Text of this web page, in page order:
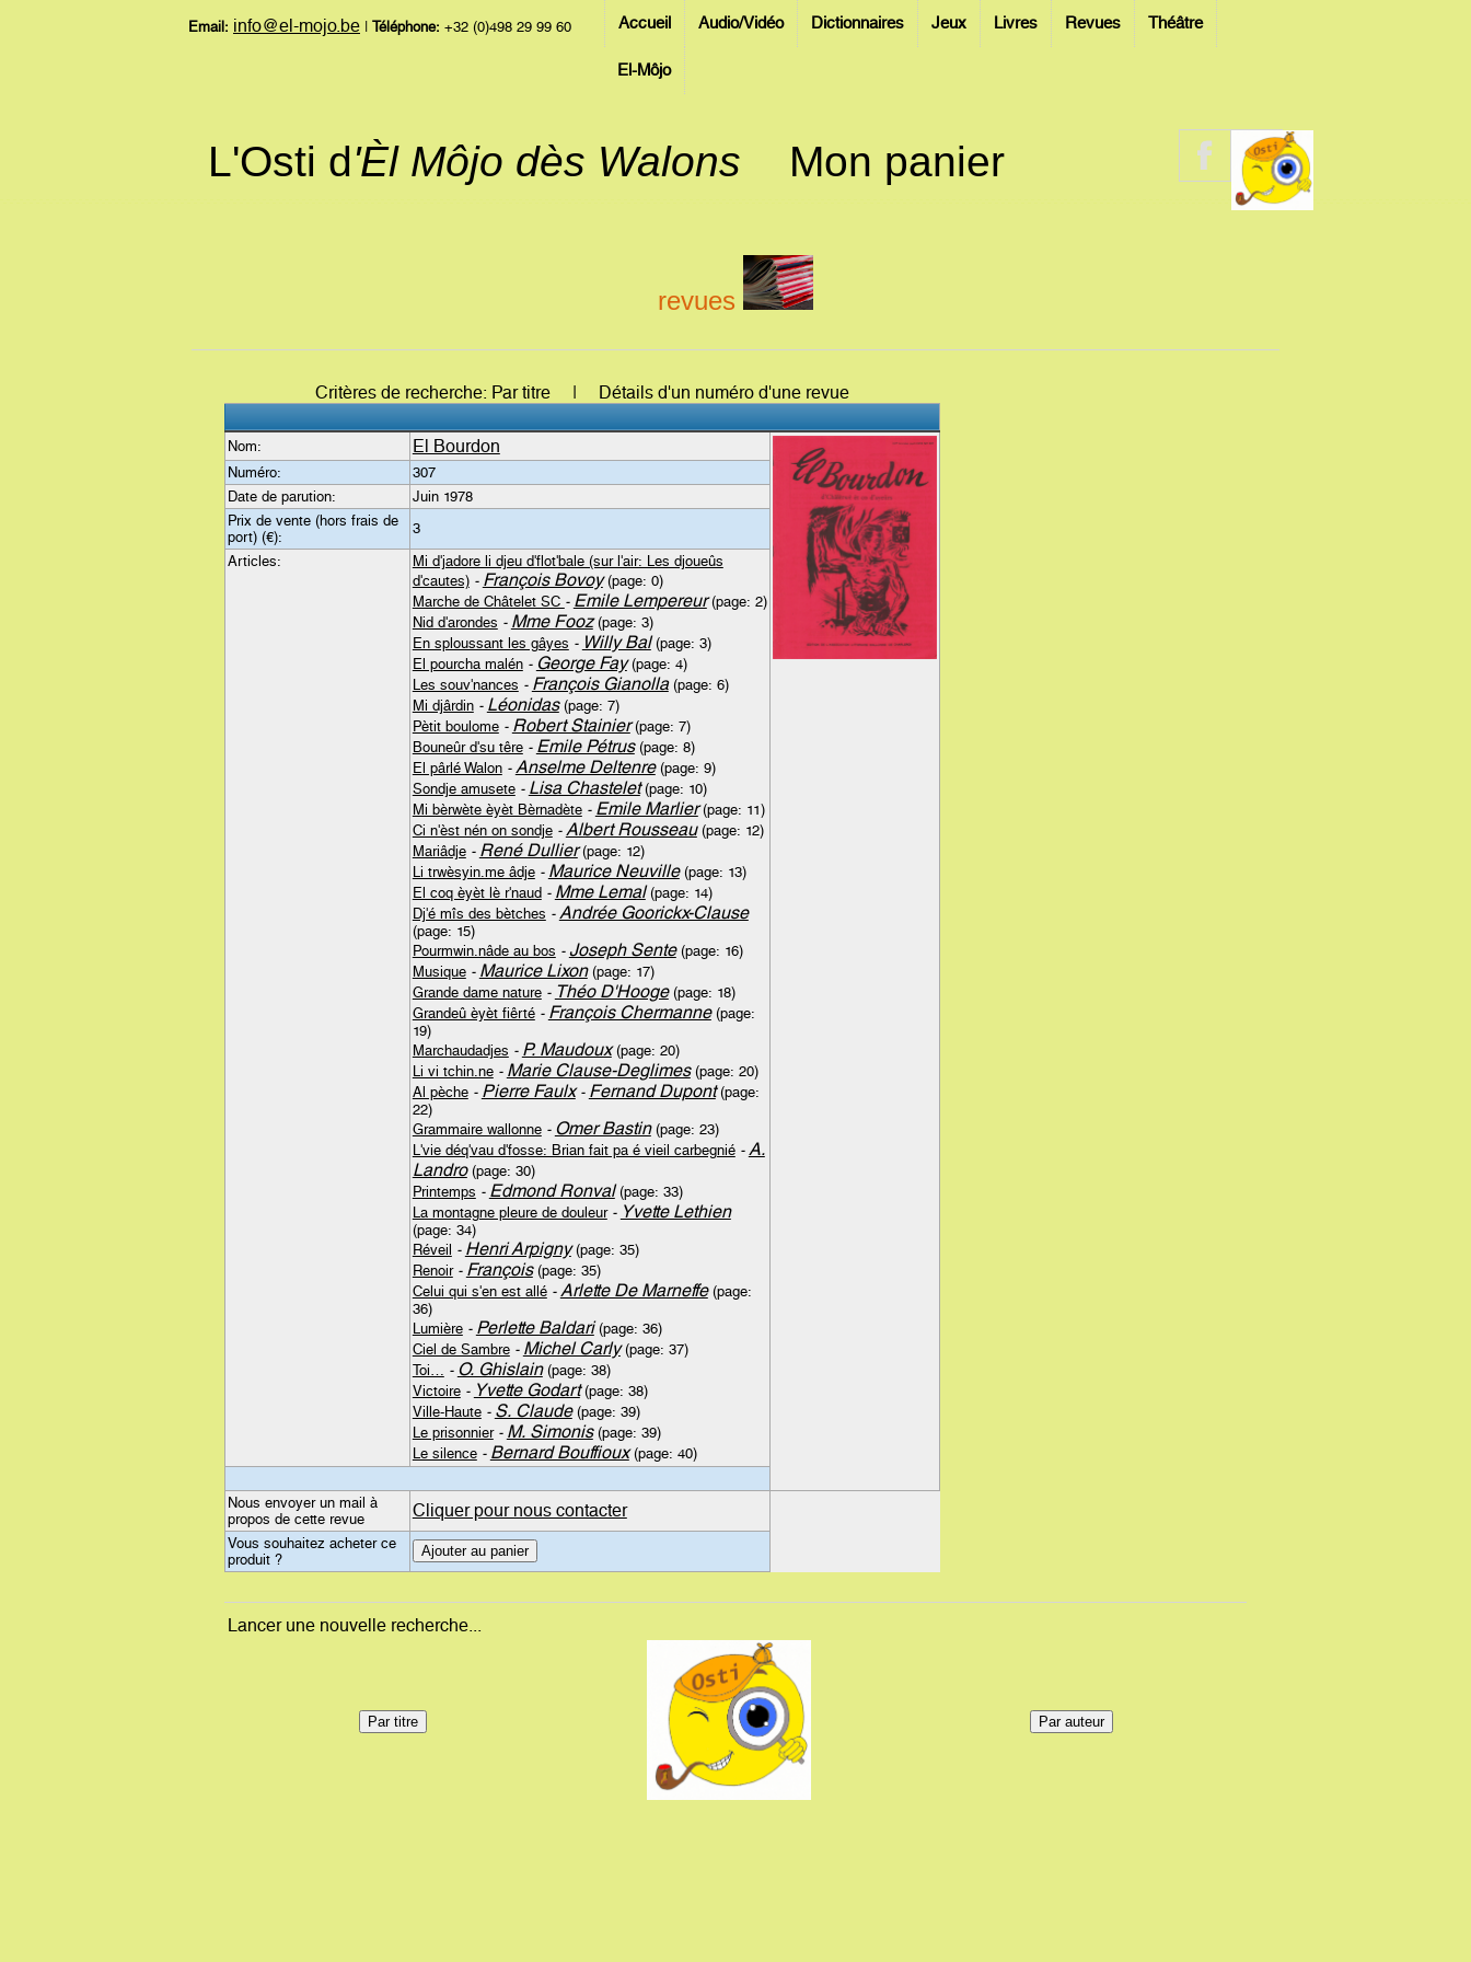
Email: info@el-mojo.be Téléphone: +32 (0)498 29 99 60 Accueil Audio/Vidéo Dictionnaires Jeux Livres Revues Théâtre
El-Môjo
L'Osti d'Èl Môjo dès Walons Mon panier
revues
Critères de recherche: Par titre | Détails d'un numéro d'une revue
Nom: El Bourdon
Numéro:
307
Date de parution:
Juin 1978
Prix de vente (hors frais de
port) (€):
3
Articles:
Mi d'jadore li djeu d'flot'bale (sur l'air: Les djoueûs
d'cautes) - François Bovoy(page: 0)
Marche de Châtelet SC - Emile Lempereur(page: 2)
Nid d'arondes - Mme Fooz(page: 3)
En sploussant les gâyes - Willy Bal(page: 3)
El pourcha malén - George Fay(page: 4)
Les souv'nances - François Gianolla(page: 6)
Mi djârdin - Léonidas(page: 7)
Pètit boulome - Robert Stainier(page: 7)
Bouneûr d'su têre - Emile Pétrus(page: 8)
El pârlé Walon - Anselme Deltenre(page: 9)
Sondje amusete - Lisa Chastelet(page: 10)
Mi bèrwète èyèt Bèrnadète - Emile Marlier(page: 11)
Ci n'èst nén on sondje - Albert Rousseau(page: 12)
Mariâdje - René Dullier(page: 12)
Li trwèsyin.me âdje - Maurice Neuville(page: 13)
El coq èyèt lè r'naud - Mme Lemal(page: 14)
Dj'é mîs des bètches - Andrée Goorickx-Clause
(page: 15)
Pourmwin.nâde au bos - Joseph Sente(page: 16)
Musique - Maurice Lixon(page: 17)
Grande dame nature - Théo D'Hooge(page: 18)
Grandeû èyèt fiêrté - François Chermanne(page:
19)
Marchaudadjes - P. Maudoux(page: 20)
Li vi tchin.ne - Marie Clause-Deglimes(page: 20)
Al pèche - Pierre Faulx- Fernand Dupont(page:
22)
Grammaire wallonne - Omer Bastin(page: 23)
L'vie déq'vau d'fosse: Brian fait pa é vieil carbegnié - A.
Landro(page: 30)
Printemps - Edmond Ronval(page: 33)
La montagne pleure de douleur - Yvette Lethien
(page: 34)
Réveil - Henri Arpigny(page: 35)
Renoir - François(page: 35)
Celui qui s'en est allé - Arlette De Marneffe(page:
36)
Lumière - Perlette Baldari(page: 36)
Ciel de Sambre - Michel Carly(page: 37)
Toi… - O. Ghislain(page: 38)
Victoire - Yvette Godart(page: 38)
Ville-Haute - S. Claude(page: 39)
Le prisonnier - M. Simonis(page: 39)
Le silence - Bernard Bouffioux(page: 40)
Nous envoyer un mail à
propos de cette revue
Cliquer pour nous contacter
Vous souhaitez acheter ce
produit ?
Lancer une nouvelle recherche...